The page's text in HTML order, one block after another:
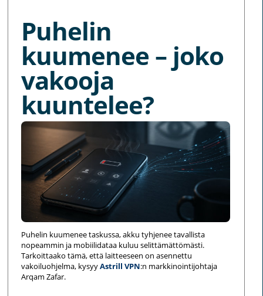
Puhelin
kuumenee – joko
vakooja
kuuntelee?
Puhelin kuumenee taskussa, akku tyhjenee tavallista
nopeammin ja mobiilidataa kuluu selittämättömästi.
Tarkoittaako tämä, että laitteeseen on asennettu
vakoiluohjelma, kysyyAstrill VPN:n markkinointijohtaja
Arqam Zafar.